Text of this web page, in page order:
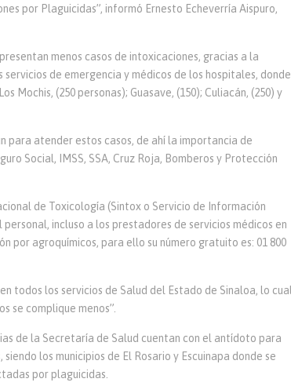
por Plaguicidas”, informó Ernesto Echeverría Aispuro,
menos casos de intoxicaciones, gracias a la
de emergencia y médicos de los hospitales, donde
Mochis, (250 personas); Guasave, (150); Culiacán, (250) y
para atender estos casos, de ahí la importancia de
Social, IMSS, SSA, Cruz Roja, Bomberos y Protección
de Toxicología (Sintox o Servicio de Información
incluso a los prestadores de servicios médicos en
por agroquímicos, para ello su número gratuito es: 01 800
todos los servicios de Salud del Estado de Sinaloa, lo cual
se complique menos”.
de la Secretaría de Salud cuentan con el antídoto para
los municipios de El Rosario y Escuinapa donde se
por plaguicidas.